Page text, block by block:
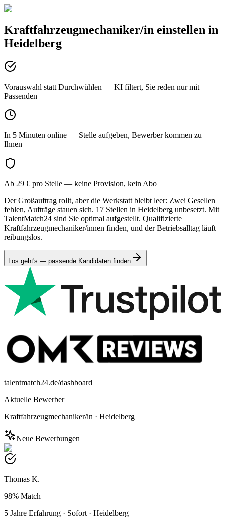
Kraftfahrzeugmechaniker/in einstellen in
Heidelberg
Vorauswahl statt Durchwühlen — KI filtert, Sie reden nur mit
Passenden
In 5 Minuten online — Stelle aufgeben, Bewerber kommen zu
Ihnen
Ab 29 € pro Stelle — keine Provision, kein Abo
Der Großauftrag rollt, aber die Werkstatt bleibt leer: Zwei Gesellen
fehlen, Aufträge stauen sich. 17 Stellen in Heidelberg unbesetzt. Mit
TalentMatch24 sind Sie optimal aufgestellt. Qualifizierte
Kraftfahrzeugmechaniker/innen finden, und der Betriebsalltag läuft
reibungslos.
Los geht's — passende Kandidaten finden
talentmatch24.de/dashboard
Aktuelle Bewerber
Kraftfahrzeugmechaniker/in · Heidelberg
Neue Bewerbungen
Thomas K.
98% Match
5 Jahre Erfahrung · Sofort · Heidelberg